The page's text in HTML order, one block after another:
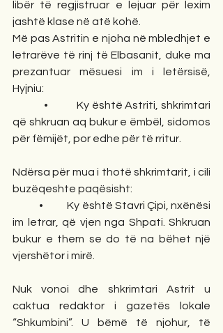
libër të regjistruar e lejuar për lexim
jashtë klase në atë kohë.
Më pas Astritin e njoha në mbledhjet e
letrarëve të rinj të Elbasanit, duke ma
prezantuar mësuesi im i letërsisë,
Hyjniu:
•           Ky është Astriti, shkrimtari
që shkruan aq bukur e ëmbël, sidomos
për fëmijët, por edhe për të rritur.
Ndërsa për mua i thotë shkrimtarit, i cili
buzëqeshte paqësisht:
•           Ky është Stavri Çipi, nxënësi
im letrar, që vjen nga Shpati. Shkruan
bukur e them se do të na bëhet një
vjershëtor i mirë.
Nuk vonoi dhe shkrimtari Astrit u
caktua redaktor i gazetës lokale
“Shkumbini”. U bëmë të njohur, të